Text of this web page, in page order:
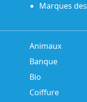
Marques
Animaux
Banque
Bio
Coiffure